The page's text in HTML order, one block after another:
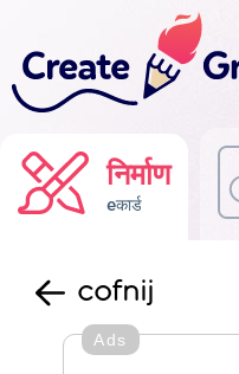
निर्माण
eकार्ड
cofnij
Ads